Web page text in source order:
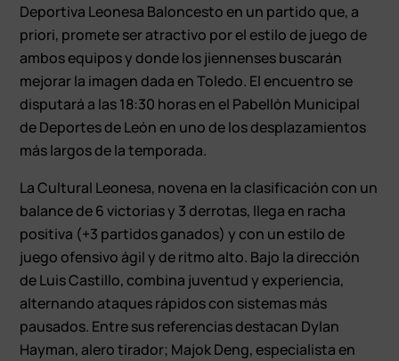
Deportiva Leonesa Baloncesto en un partido que, a
priori, promete ser atractivo por el estilo de juego de
ambos equipos y donde los jiennenses buscarán
mejorar la imagen dada en Toledo. El encuentro se
disputará a las 18:30 horas en el Pabellón Municipal
de Deportes de León en uno de los desplazamientos
más largos de la temporada.
La Cultural Leonesa, novena en la clasificación con un
balance de 6 victorias y 3 derrotas, llega en racha
positiva (+3 partidos ganados) y con un estilo de
juego ofensivo ágil y de ritmo alto. Bajo la dirección
de Luis Castillo, combina juventud y experiencia,
alternando ataques rápidos con sistemas más
pausados. Entre sus referencias destacan Dylan
Hayman, alero tirador; Majok Deng, especialista en